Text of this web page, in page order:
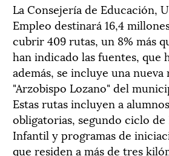
La Consejería de Educación,
Empleo destinará 16,4
cubrir 409 rutas, un 8% más
han indicado las fuentes, que
además, se incluye una nueva
"Arzobispo Lozano" del
Estas rutas incluyen a
obligatorias, segundo ciclo de
Infantil y programas de
que residen a más de tres